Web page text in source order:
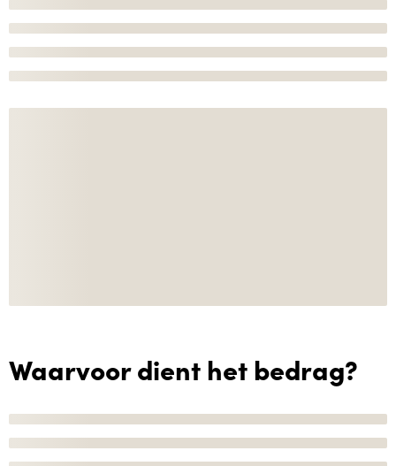
Waarvoor dient het bedrag?